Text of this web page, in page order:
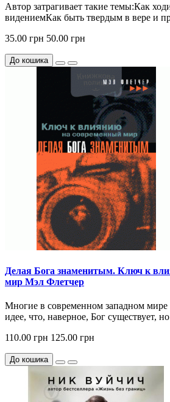
Автор затрагивает такие темы:Как
видениемКак быть твердым в вере и
35.00 грн 50.00 грн
До кошика
Делая Бога знаменитым. Ключ к
мир Мэл Флетчер
Многие в современном западном мире
идее, что, наверное, Бог существует,
110.00 грн 125.00 грн
До кошика